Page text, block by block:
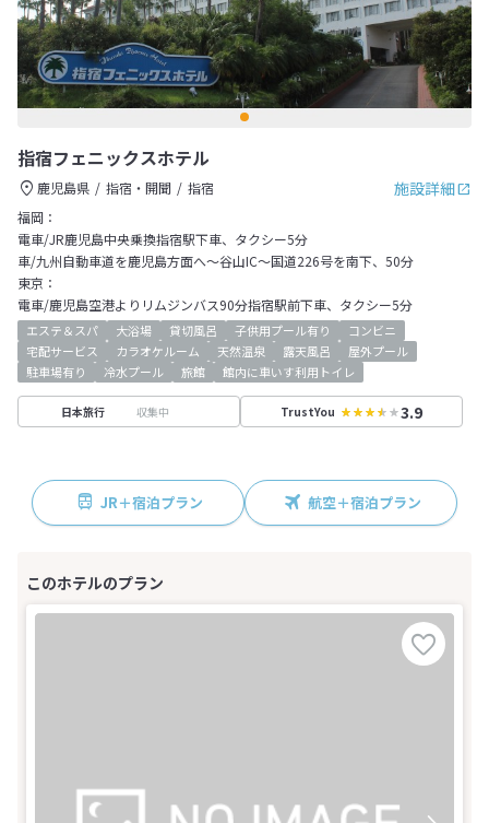
指宿フェニックスホテル
施設詳細
鹿児島県 指宿・開聞
指宿
福岡：
電車/JR鹿児島中央乗換指宿駅下車、タクシー5分
車/九州自動車道を鹿児島方面へ～谷山IC～国道226号を南下、50分
東京：
電車/鹿児島空港よりリムジンバス90分指宿駅前下車、タクシー5分
エステ＆スパ 大浴場 貸切風呂 子供用プール有り
コンビニ
宅配サービス
カラオケルーム 天然温泉 露天風呂
屋外プール
駐車場有り
冷水プール 旅館 館内に車いす利用トイレ
日本旅行 収集中 TrustYou 3.9
JR＋宿泊プラン 航空＋宿泊プラン